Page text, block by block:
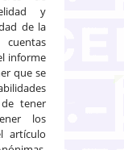
y
de la
informe
que se
de tener
los
artículo